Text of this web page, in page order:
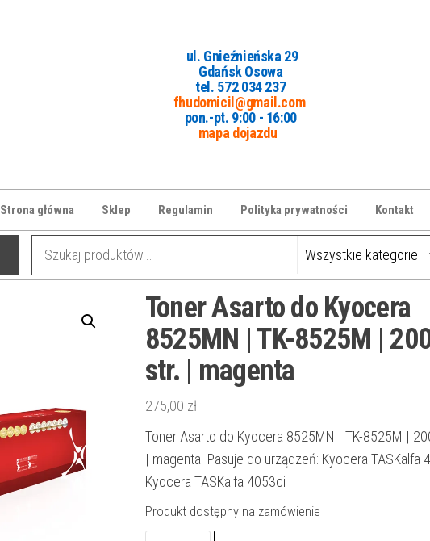
ul. Gnieźnieńska 29
Gdańsk Osowa
tel. 572 034 237
fhudomicil@gmail.com
pon.-pt. 9:00 - 16:00
mapa dojazdu
Strona główna Sklep Regulamin Polityka prywatności Kontakt
Toner Asarto do Kyocera
8525MN | TK-8525M |
str. | magenta
275,00 zł
Toner Asarto do Kyocera 8525MN | TK-8525M |
| magenta. Pasuje do urządzeń: Kyocera TASKalfa
Kyocera TASKalfa 4053ci
Produkt dostępny na zamówienie